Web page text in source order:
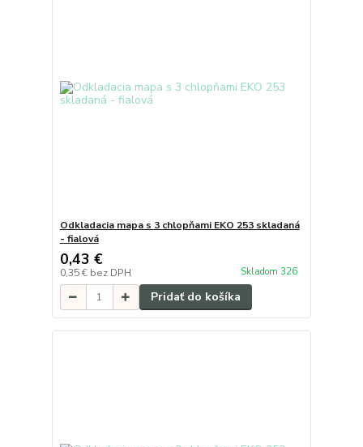
Odkladacia mapa s 3 chlopňami EKO 253 skladaná
- fialová
0,43 €
0,35 € bez DPH Skladom 326
Pridať do košíka